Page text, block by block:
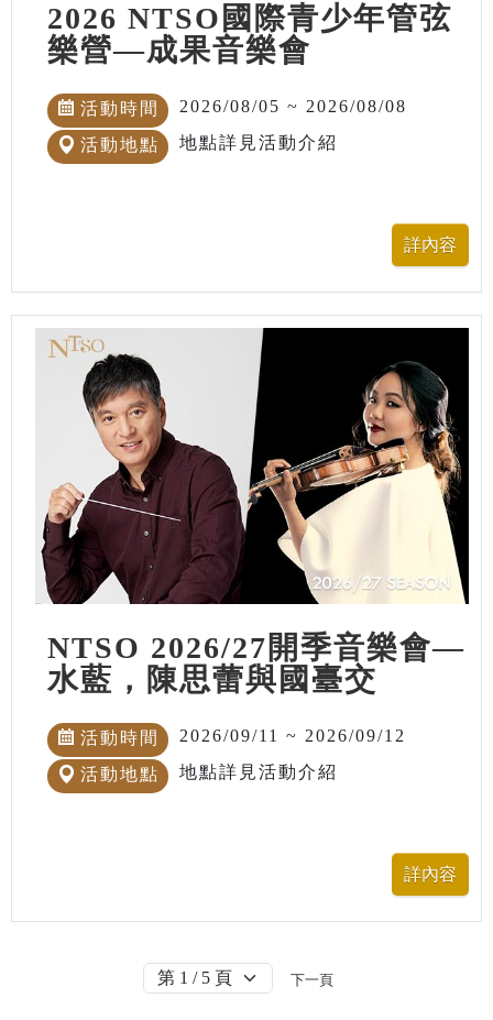
2026 NTSO國際青少年管弦
樂營—成果音樂會
活動時間 2026/08/05 ~ 2026/08/08
活動地點 地點詳見活動介紹
NTSO 2026/27開季音樂會—
水藍，陳思蕾與國臺交
活動時間 2026/09/11 ~ 2026/09/12
活動地點 地點詳見活動介紹
下一頁